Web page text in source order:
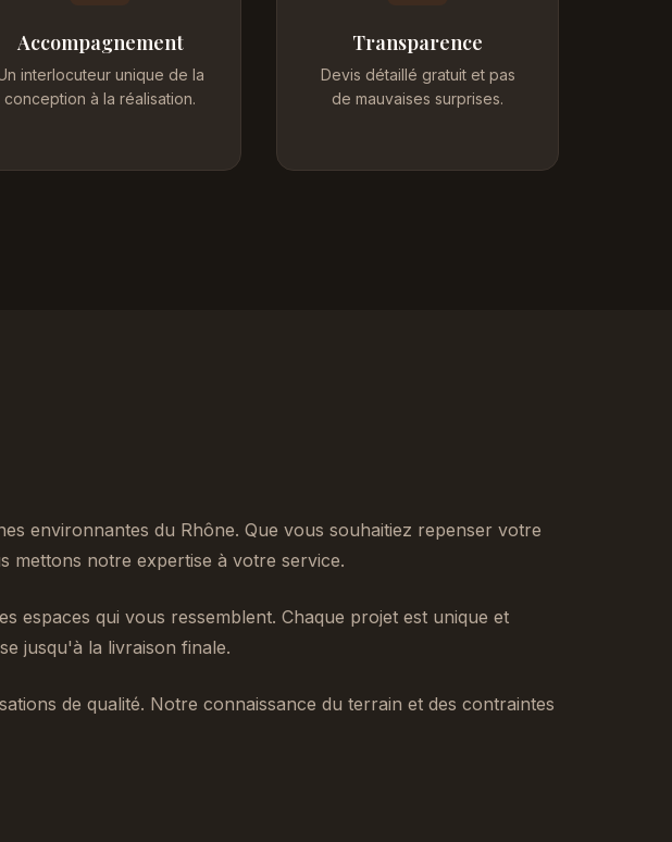
Accompagnement
interlocuteur unique de la
conception à la réalisation.
Transparence
Devis détaillé gratuit et pas
de mauvaises surprises.
environnantes du Rhône. Que vous souhaitiez repenser votre
mettons notre expertise à votre service.
espaces qui vous ressemblent. Chaque projet est unique et
jusqu'à la livraison finale.
de qualité. Notre connaissance du terrain et des contraintes